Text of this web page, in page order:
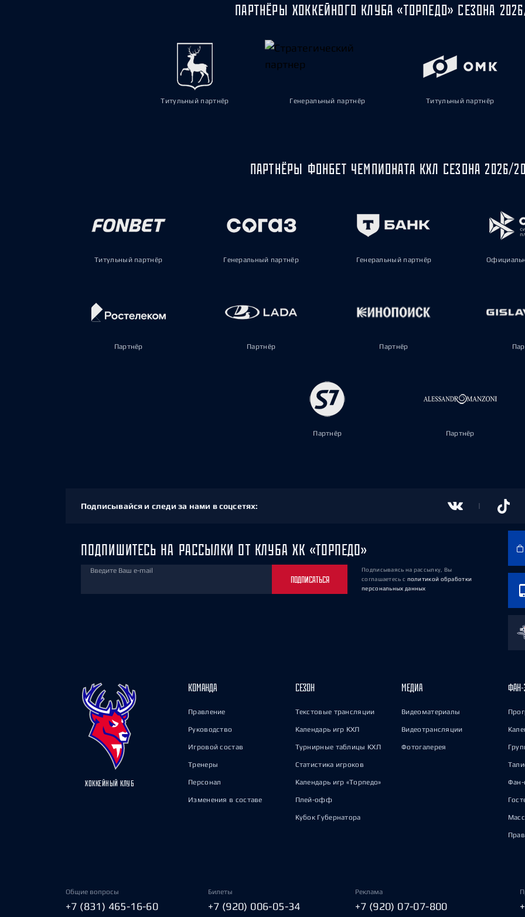
ПАРТНЁРЫ ХОККЕЙНОГО КЛУБА «ТОРПЕДО» СЕЗОНА
Титульный партнёр Генеральный партнёр Титульный партнёр
ПАРТНЁРЫ ФОНБЕТ ЧЕМПИОНАТА КХЛ СЕЗОНА 2026/
Титульный партнёр Генеральный партнёр Генеральный партнёр
Партнёр Партнёр Партнёр
Партнёр Партнёр
Подписывайся и следи за нами в соцсетях:
ПОДПИШИТЕСЬ НА РАССЫЛКИ ОТ КЛУБА ХК «ТОРПЕДО»
Введите Ваш e-mail
ПОДПИСАТЬСЯ
Подписываясь на рассылку, Вы
соглашаетесь с политикой обработки
персональных данных
ХОККЕЙНЫЙ КЛУБ
КОМАНДА
Правление
Руководство
Игровой состав
Тренеры
Персонал
Изменения в составе
СЕЗОН
Текстовые трансляции
Календарь игр КХЛ
Турнирные таблицы КХЛ
Статистика игроков
Календарь игр «Торпедо»
Плей-офф
Кубок Губернатора
МЕДИА
Видеоматериалы
Видеотрансляции
Фотогалерея
ФАН-
Фан-
Общие вопросы
+7 (831) 465-16-60
Билеты
+7 (920) 006-05-34
Реклама
+7 (920) 07-07-800